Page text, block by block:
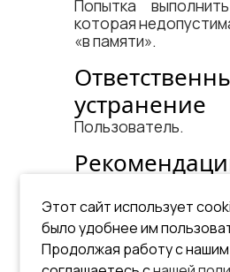
Попытка
которая
«в памяти».
устранение
Пользователь.
Исправить запрос.
См. документ:
Этот сайт использует
было удобнее им
Продолжая работу с